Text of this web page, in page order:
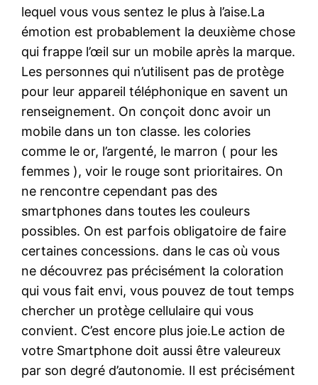
lequel vous vous sentez le plus à l’aise.La
émotion est probablement la deuxième chose
qui frappe l’œil sur un mobile après la marque.
Les personnes qui n’utilisent pas de protège
pour leur appareil téléphonique en savent un
renseignement. On conçoit donc avoir un
mobile dans un ton classe. les colories
comme le or, l’argenté, le marron ( pour les
femmes ), voir le rouge sont prioritaires. On
ne rencontre cependant pas des
smartphones dans toutes les couleurs
possibles. On est parfois obligatoire de faire
certaines concessions. dans le cas où vous
ne découvrez pas précisément la coloration
qui vous fait envi, vous pouvez de tout temps
chercher un protège cellulaire qui vous
convient. C’est encore plus joie.Le action de
votre Smartphone doit aussi être valeureux
par son degré d’autonomie. Il est précisément